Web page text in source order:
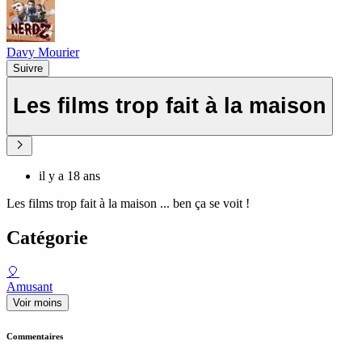
Davy Mourier
Suivre
Les films trop fait à la maison
il y a 18 ans
Les films trop fait à la maison ... ben ça se voit !
Catégorie
🎈
Amusant
Voir moins
Commentaires